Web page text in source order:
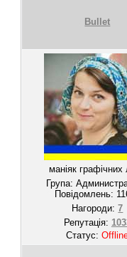
Bullet
маніяк графічних
Група:
Повідомлень:
Нагороди:7
Репутація:
Статус: